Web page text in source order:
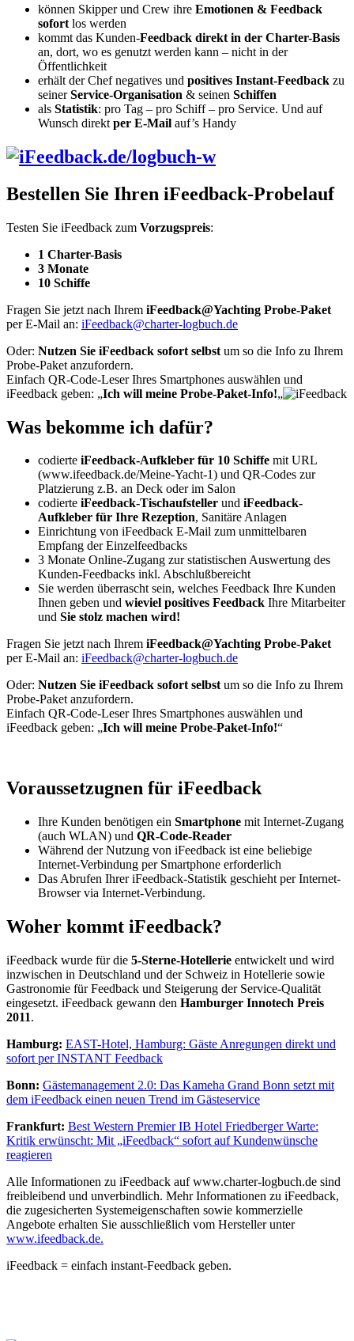
können Skipper und Crew ihre Emotionen & Feedback
sofort los werden
kommt das Kunden-Feedback direkt in der Charter-Basis
an, dort, wo es genutzt werden kann – nicht in der
Öffentlichkeit
erhält der Chef negatives und positives Instant-Feedback zu
seinerService-Organisation & seinen Schiffen
als Statistik: pro Tag – pro Schiff – pro Service. Und auf
Wunsch direkt per E-Mail auf’s Handy
Bestellen Sie Ihren iFeedback-Probelauf
Testen Sie iFeedback zum Vorzugspreis:
1 Charter-Basis
3 Monate
10 Schiffe
Fragen Sie jetzt nach Ihrem iFeedback@Yachting Probe-Paket
per E-Mail an: iFeedback@charter-logbuch.de
Oder: Nutzen Sie iFeedback sofort selbst um so die Info zu Ihrem
Probe-Paket anzufordern.
Einfach QR-Code-Leser Ihres Smartphones auswählen und
iFeedback geben: „Ich will meine Probe-Paket-Info!„
Was bekomme ich dafür?
codierte iFeedback-Aufkleber für 10 Schiffe mit URL
(www.ifeedback.de/Meine-Yacht-1) und QR-Codes zur
Platzierung z.B. an Deck oder im Salon
codierte iFeedback-Tischaufsteller und iFeedback-
Aufkleber für Ihre Rezeption, Sanitäre Anlagen
Einrichtung von iFeedback E-Mail zum unmittelbaren
Empfang der Einzelfeedbacks
3 Monate Online-Zugang zur statistischen Auswertung des
Kunden-Feedbacks inkl. Abschlußbereicht
Sie werden überrascht sein, welches Feedback Ihre Kunden
Ihnen geben und wieviel positives Feedback Ihre Mitarbeiter
und Sie stolz machen wird!
Fragen Sie jetzt nach Ihrem iFeedback@Yachting Probe-Paket
per E-Mail an: iFeedback@charter-logbuch.de
Oder: Nutzen Sie iFeedback sofort selbstum so die Info zu Ihrem
Probe-Paket anzufordern.
Einfach QR-Code-Leser Ihres Smartphones auswählen und
iFeedback geben: „Ich will meine Probe-Paket-Info!“
Voraussetzugnen für iFeedback
Ihre Kunden benötigen ein Smartphone mit Internet-Zugang
(auch WLAN) und QR-Code-Reader
Während der Nutzung von iFeedback ist eine beliebige
Internet-Verbindung per Smartphone erforderlich
Das Abrufen Ihrer iFeedback-Statistik geschieht per Internet-
Browser via Internet-Verbindung.
Woher kommt iFeedback?
iFeedback wurde für die 5-Sterne-Hotellerie entwickelt und wird
inzwischen in Deutschland und der Schweiz in Hotellerie sowie
Gastronomie für Feedback und Steigerung der Service-Qualität
eingesetzt. iFeedback gewann den Hamburger Innotech Preis
2011.
Hamburg: EAST-Hotel, Hamburg: Gäste Anregungen direkt und
sofort per INSTANT Feedback
Bonn: Gästemanagement 2.0: Das Kameha Grand Bonn setzt mit
dem iFeedback einen neuen Trend im Gästeservice
Frankfurt: Best Western Premier IB Hotel Friedberger Warte:
Kritik erwünscht: Mit „iFeedback“ sofort auf Kundenwünsche
reagieren
Alle Informationen zu iFeedback auf www.charter-logbuch.de sind
freibleibend und unverbindlich. Mehr Informationen zu iFeedback,
die zugesicherten Systemeigenschaften sowie kommerzielle
Angebote erhalten Sie ausschließlich vom Hersteller unter
www.ifeedback.de.
iFeedback = einfach instant-Feedback geben.